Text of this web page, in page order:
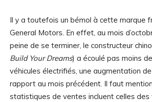
Il y a toutefois un bémol à cette marque
General Motors. En effet, au mois
peine de se terminer, le constructeur
Build Your Dreams) a écoulé pas moins
véhicules électrifiés, une augmentation
rapport au mois précédent. Il faut
statistiques de ventes incluent celles des